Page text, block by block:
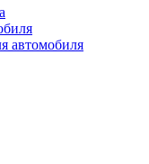
автомобиля